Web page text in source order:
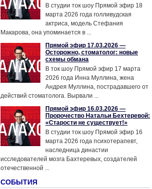
В студии ток шоу Прямой эфир 18
марта 2026 года голливудская
актриса, модель Стефания
Макарова, она упоминается в ...
Прямой эфир 17.03.2026 —
Осторожно, стоматолог: новые
схемы обмана
В ток шоу Прямой эфир 17 марта
2026 года Инна Муллина, жена
Андрея Муллина, пострадавшего от
действий стоматолога. Вырвали ...
Прямой эфир 16.03.2026 —
Пророчество Натальи Бехтеревой:
«Старости не существует!»
В студии ток шоу Прямой эфир 16
марта 2026 года психотерапевт,
наследница династии
исследователей мозга Бахтеревых, создателей
отечественной ...
СОБЫТИЯ